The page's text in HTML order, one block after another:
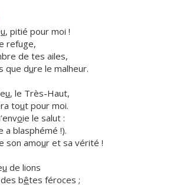
u, pitié pour moi !
refuge,
de tes ailes,
que dure le malheur.
u, le Très-Haut,
tout pour moi.
oie le salut :
a blasphémé !).
son amour et sa vérité !
u de lions
bêtes féroces ;